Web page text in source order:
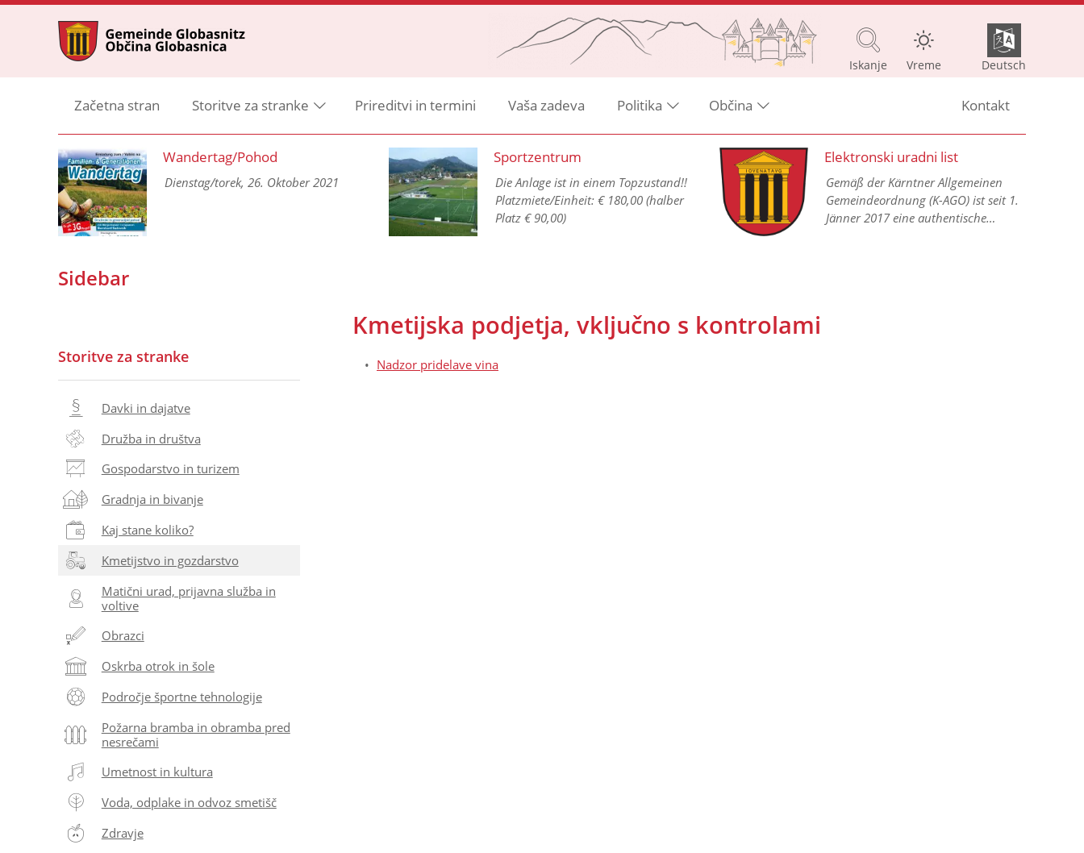
Iskanje Vreme Deutsch
Začetna stran Storitve za stranke Prireditvi in termini Vaša zadeva Politika Občina Kontakt
Wandertag/Pohod
Dienstag/torek, 26. Oktober 2021
Sportzentrum
Die Anlage ist in einem Topzustand!!
Platzmiete/Einheit: € 180,00 (halber
Platz € 90,00)
Elektronski uradni list
Gemäß der Kärntner Allgemeinen
Gemeindeordnung (K-AGO) ist seit 1.
Jänner 2017 eine authentische
Kmetijska podjetja, vključno s kontrolami
Nadzor pridelave vina
Sidebar
Storitve za stranke
Davki in dajatve
Družba in društva
Gospodarstvo in turizem
Gradnja in bivanje
Kaj stane koliko?
Kmetijstvo in gozdarstvo
Matični urad, prijavna služba in
voltive
Obrazci
Oskrba otrok in šole
Področje športne tehnologije
Požarna bramba in obramba pred
nesrečami
Umetnost in kultura
Voda, odplake in odvoz smetišč
Zdravje